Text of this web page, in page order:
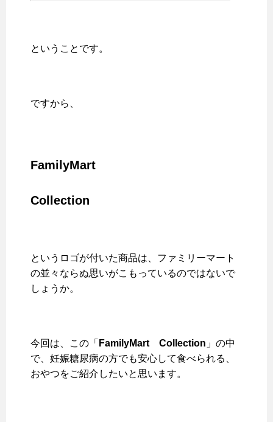
ということです。
ですから、
FamilyMart
Collection
というロゴが付いた商品は、ファミリーマート
の並々ならぬ思いがこもっているのではないで
しょうか。
今回は、この「 FamilyMart Collection 」の中
で、妊娠糖尿病の方でも安心して食べられる、
おやつをご紹介したいと思います。